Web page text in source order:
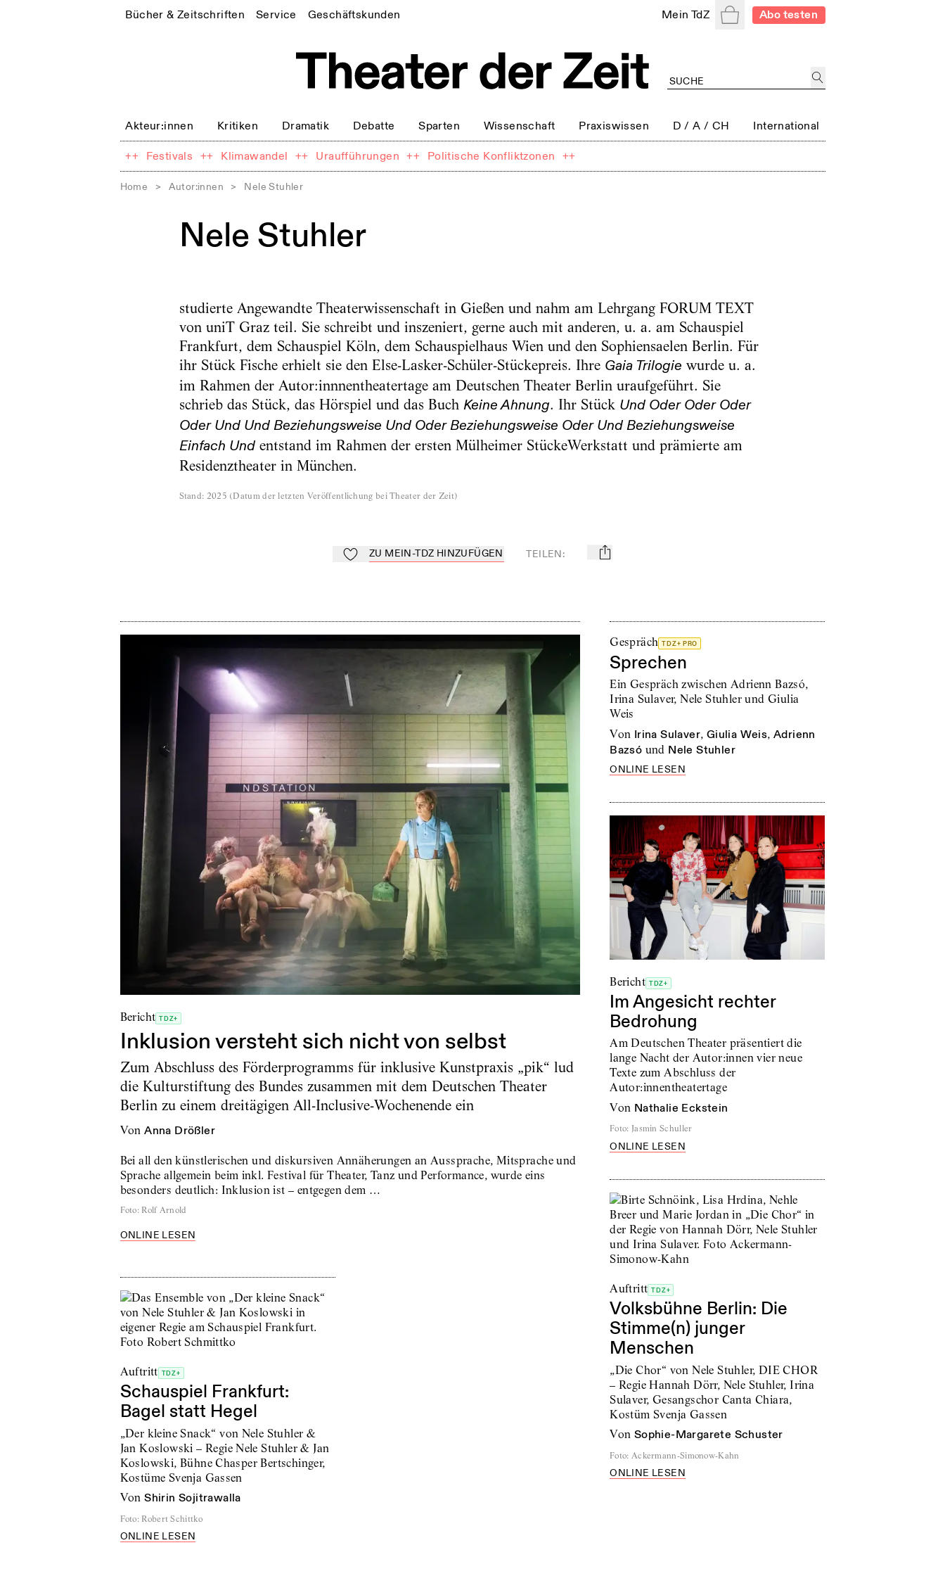
Bücher & Zeitschriften Service Geschäftskunden Mein TdZ WarenkorbAbo testen
Akteur:innen Kritiken Dramatik Debatte Sparten Wissenschaft Praxiswissen D / A / CH International
++ Festivals ++ Klimawandel ++ Uraufführungen ++ Politische Konfliktzonen ++
Home > Autor:innen > Nele Stuhler
Nele Stuhler
studierte Angewandte Theaterwissenschaft in Gießen und nahm am Lehrgang FORUM TEXT
von uniT Graz teil. Sie schreibt und inszeniert, gerne auch mit anderen, u. a. am Schauspiel
Frankfurt, dem Schauspiel Köln, dem Schauspielhaus Wien und den Sophiensaelen Berlin. Für
ihr Stück Fische erhielt sie den Else-Lasker-Schüler-Stückepreis. Ihre Gaia Trilogie wurde u. a.
im Rahmen der Autor:innnentheatertage am Deutschen Theater Berlin uraufgeführt. Sie
schrieb das Stück, das Hörspiel und das Buch Keine Ahnung. Ihr Stück Und Oder Oder Oder
Oder Und Und Beziehungsweise Und Oder Beziehungsweise Oder Und Beziehungsweise
Einfach Undentstand im Rahmen der ersten Mülheimer StückeWerkstatt und prämierte am
Residenztheater in München.
Stand: 2025 (Datum der letzten Veröffentlichung bei Theater der Zeit)
Zu Mein-TdZ hinzufügen
ZU MEIN-TDZ HINZUFÜGEN TEILEN: mail
Bericht TDZ+
Inklusion versteht sich nicht von selbst
Zum Abschluss des Förderprogramms für inklusive Kunstpraxis „pik“ lud
die Kulturstiftung des Bundes zusammen mit dem Deutschen Theater
Berlin zu einem dreitägigen All-Inclusive-Wochenende ein
von Anna Drößler
Bei all den künstlerischen und diskursiven Annäherungen an Aussprache, Mitsprache und
Sprache allgemein beim inkl. Festival für Theater, Tanz und Performance, wurde eins
besonders deutlich: Inklusion ist – entgegen dem …
Foto: Rolf Arnold
ONLINE LESEN
Gespräch TDZ+ PRO
Sprechen
Ein Gespräch zwischen Adrienn Bazsó,
Irina Sulaver, Nele Stuhler und Giulia
Weis
von Irina Sulaver, Giulia Weis,Adrienn
Bazsó und Nele Stuhler
ONLINE LESEN
Bericht TDZ+
Im Angesicht rechter
Bedrohung
Am Deutschen Theater präsentiert die
lange Nacht der Autor:innen vier neue
Texte zum Abschluss der
Autor:innentheatertage
von Nathalie Eckstein
Foto: Jasmin Schuller
ONLINE LESEN
Auftritt TDZ+
Volksbühne Berlin: Die
Stimme(n) junger
Menschen
„Die Chor“ von Nele Stuhler, DIE CHOR
– Regie Hannah Dörr, Nele Stuhler, Irina
Sulaver, Gesangschor Canta Chiara,
Kostüm Svenja Gassen
von Sophie-Margarete Schuster
Foto: Ackermann-Simonow-Kahn
ONLINE LESEN
Auftritt TDZ+
Schauspiel Frankfurt:
Bagel statt Hegel
„Der kleine Snack“ von Nele Stuhler &
Jan Koslowski – Regie Nele Stuhler & Jan
Koslowski, Bühne Chasper Bertschinger,
Kostüme Svenja Gassen
von Shirin Sojitrawalla
Foto: Robert Schittko
ONLINE LESEN